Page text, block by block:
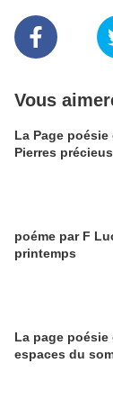
Vous
La Page
Pierres
poéme par F
printemps
La page poésie
espaces du